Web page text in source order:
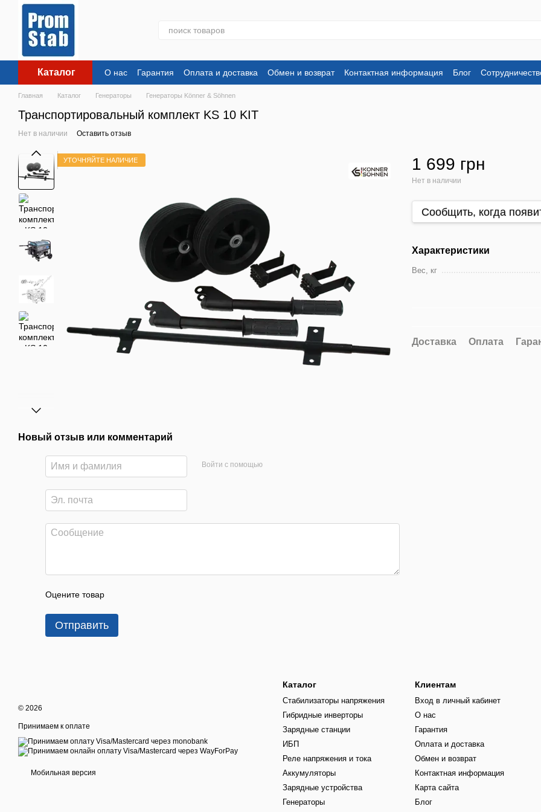
Каталог О нас Гарантия Оплата и доставка Обмен и возврат Контактная информация Блог
Главная Каталог Генераторы Генераторы Könner & Söhnen
Транспортировальный комплект KS 10 KIT
Нет в наличии Оставить отзыв
УТОЧНЯЙТЕ НАЛИЧИЕ
Новый отзыв или комментарий
Войти с помощью
Оцените товар
Отправить
1 699 грн
Нет в наличии
Сообщить, когда
Характеристики
Вес, кг
Доставка Оплата
© 2026
Принимаем к оплате
Мобильная версия
Каталог
Стабилизаторы напряжения
Гибридные инверторы
Зарядные станции
ИБП
Реле напряжения и тока
Аккумуляторы
Зарядные устройства
Генераторы
Клиентам
Вход в личный кабинет
О нас
Гарантия
Оплата и доставка
Обмен и возврат
Контактная информация
Карта сайта
Блог